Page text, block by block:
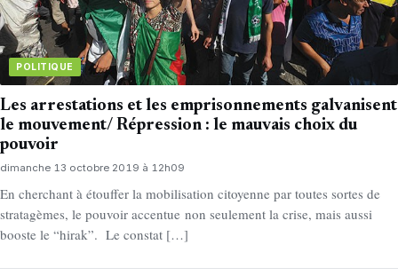
POLITIQUE
Les arrestations et les emprisonnements galvanisent
le mouvement/ Répression : le mauvais choix du
pouvoir
dimanche 13 octobre 2019 à 12h09
En cherchant à étouffer la mobilisation citoyenne par toutes sortes de
stratagèmes, le pouvoir accentue non seulement la crise, mais aussi
booste le “hirak”. Le constat […]